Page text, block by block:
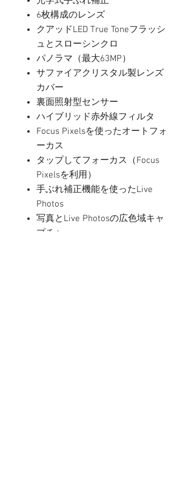
6枚構成のレンズ
クアッドLED True Toneフラッシ
ュとスローシンクロ
パノラマ（最大63MP）
サファイアクリスタル製レンズ
カバー
裏面照射型センサー
ハイブリッド赤外線フィルタ
Focus Pixelsを使ったオートフォ
ーカス
タップしてフォーカス（Focus
Pixelsを利用）
手ぶれ補正機能を使ったLive
Photos
写真とLive Photosの広色域キャ
プチャ